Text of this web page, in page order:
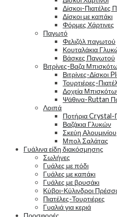
Δίσκοι-Πιατέλες
Δίσκοι με καπάκι
Φόρμες Χάρτινες
Παγωτό
Φελιζόλ παγωτού
Κουταλάκια
Βάσκες Παγωτού
Βιτρίνες-Βαζα
Βιτρίνες-Δίσκοι
Τουρτιέρες-
Δοχεία
Ψάθινα-Ruttan
Λοιπά
Ποτήρια Crystal-
Βαζάκια Γλυκών
Σκεύη Αλουμινίου
Μπολ Σαλάτας
Γυάλινα είδη διακόσμησης
Σωλήνες
Γυάλες με πόδι
Γυάλες με καπάκι
Γυάλες με βρυσάκι
Κύβοι-Κύλινδροι
Πιατέλες-Τουρτιέρες
Γυαλιά για κεριά
Προσφορές